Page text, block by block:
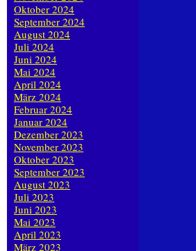
Oktober 2024
September 2024
August 2024
Juli 2024
Juni 2024
Mai 2024
April 2024
März 2024
Februar 2024
Januar 2024
Dezember 2023
November 2023
Oktober 2023
September 2023
August 2023
Juli 2023
Juni 2023
Mai 2023
April 2023
März 2023